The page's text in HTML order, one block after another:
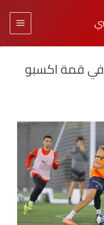
في قمة اكسبو